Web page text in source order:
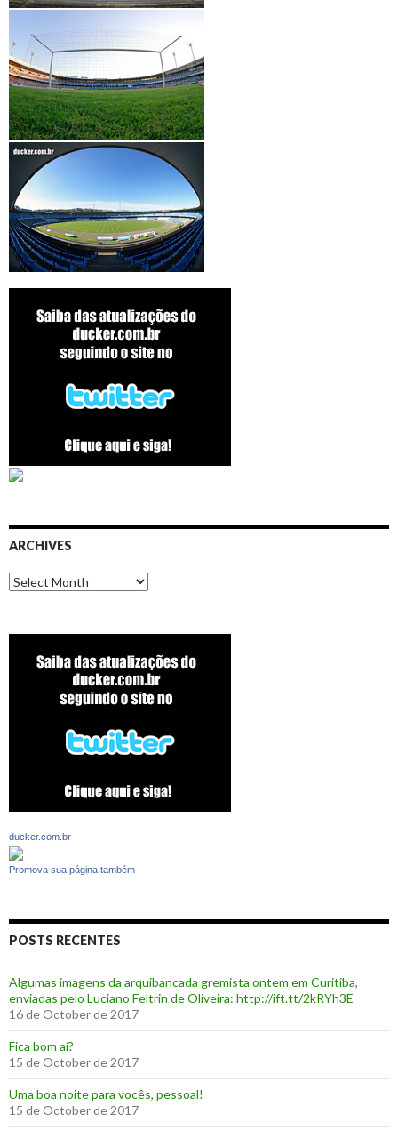
ARCHIVES
Archives
ducker.com.br
Promova sua página também
POSTS RECENTES
Algumas imagens da arquibancada gremista ontem em Curitiba,
enviadas pelo Luciano Feltrin de Oliveira: http://ift.tt/2kRYh3E
16 de October de 2017
‪Fica bom aí?‬
15 de October de 2017
Uma boa noite para vocês, pessoal!
15 de October de 2017